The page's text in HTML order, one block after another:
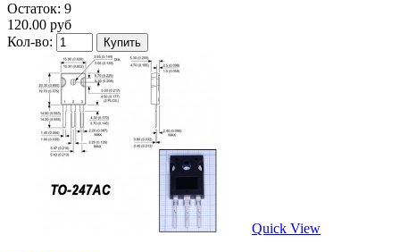
Остаток: 9
120.00 руб
Кол-во:
Quick View